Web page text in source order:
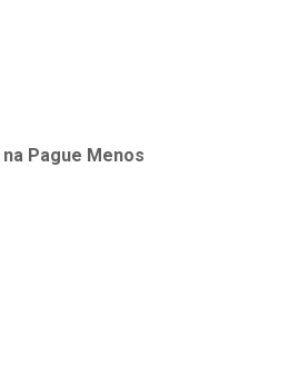
na Pague Menos